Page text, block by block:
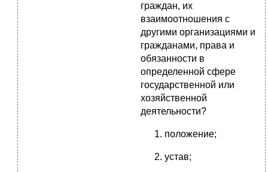
граждан, их
взаимоотношения с
другими организациями и
гражданами, права и
обязанности в
определенной сфере
государственной или
хозяйственной
деятельности?
положение;
устав;